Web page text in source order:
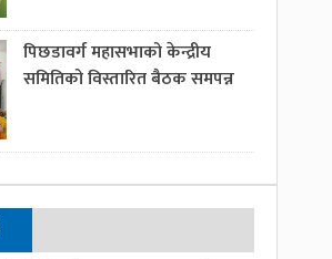
पिछडावर्ग महासभाको केन्द्रीय
समितिको विस्तारित बैठक समपन्न